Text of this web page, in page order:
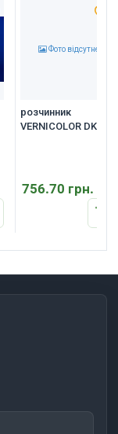
Фото відсутнє
розчинник
VERNICOLOR DK
756.70 грн.